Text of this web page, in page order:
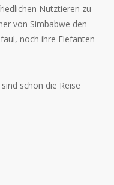
Nutztieren zu
von Simbabwe den
noch ihre Elefanten
schon die Reise